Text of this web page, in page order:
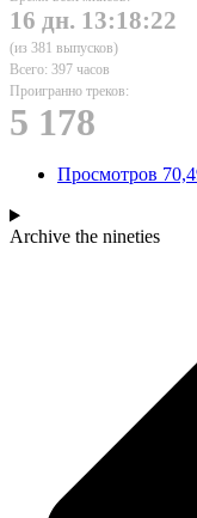
16 дн. 13:18:22
(из 381 выпусков)
Всего: 397 часов
Проигранно треков:
5 178
Просмотров
Archive the nineties